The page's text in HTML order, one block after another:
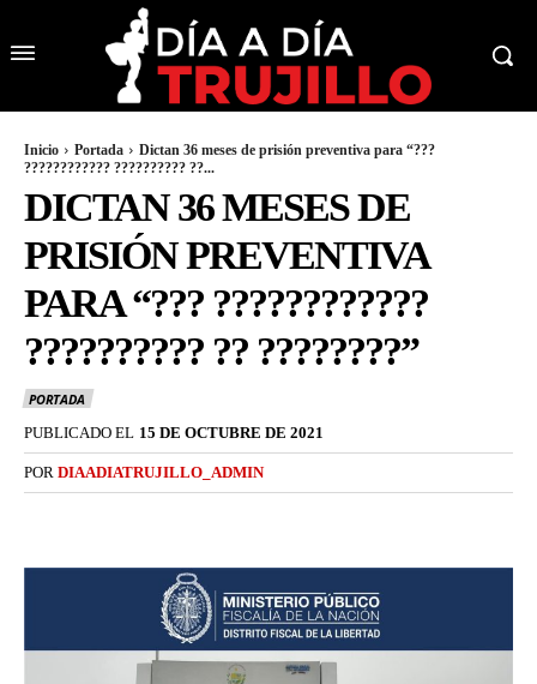
Inicio Portada
Dictan 36 meses de prisión preventiva para “???
???????????? ?????????? ??...
DICTAN 36 MESES DE
PRISIÓN PREVENTIVA
PARA “??? ????????????
?????????? ?? ????????”
PORTADA
PUBLICADO EL 15 DE OCTUBRE DE 2021
POR DIAADIATRUJILLO_ADMIN